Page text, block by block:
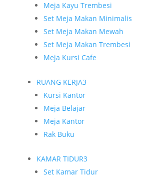
Meja Kayu Trembesi
Set Meja Makan Minimalis
Set Meja Makan Mewah
Set Meja Makan Trembesi
Meja Kursi Cafe
RUANG KERJA3
Kursi Kantor
Meja Belajar
Meja Kantor
Rak Buku
KAMAR TIDUR3
Set Kamar Tidur